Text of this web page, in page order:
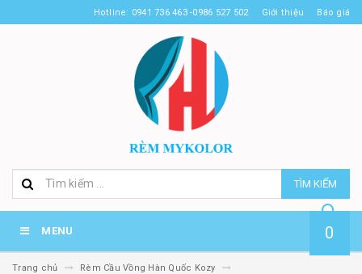
Hotline: 0941 736 463 -0986 527 502 Giới thiệu Báo giá
TÌM KIẾM
MENU 0
Trang chủ
Rèm Cầu Vồng Hàn Quốc Kozy